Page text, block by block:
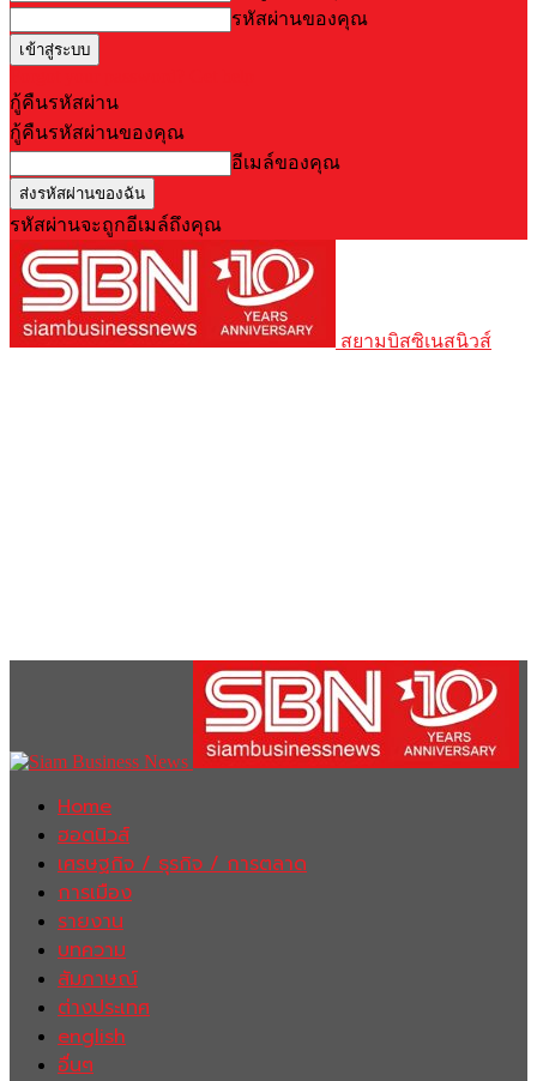
รหัสผ่านของคุณ
กู้คืนรหัสผ่าน
กู้คืนรหัสผ่านของคุณ
อีเมล์ของคุณ
รหัสผ่านจะถูกอีเมล์ถึงคุณ
สยามบิสซิเนสนิวส์
Home
ฮอตนิวส์
เศรษฐกิจ / ธุรกิจ / การตลาด
การเมือง
รายงาน
บทความ
สัมภาษณ์
ต่างประเทศ
english
อื่นๆ